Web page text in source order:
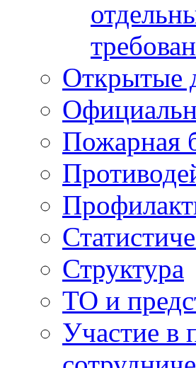
Открытые
Пожарная
Структура
ТО и
Участие в